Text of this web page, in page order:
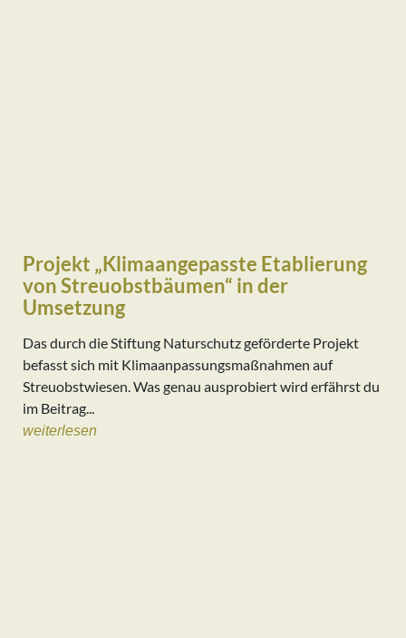
Projekt „Klimaangepasste Etablierung
von Streuobstbäumen“ in der
Umsetzung
Das durch die Stiftung Naturschutz geförderte Projekt
befasst sich mit Klimaanpassungsmaßnahmen auf
Streuobstwiesen. Was genau ausprobiert wird erfährst du
im Beitrag...
weiterlesen